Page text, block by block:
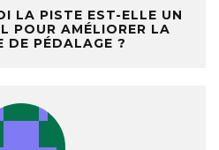
LA PISTE EST-ELLE UN
POUR AMÉLIORER LA
DE PÉDALAGE ?